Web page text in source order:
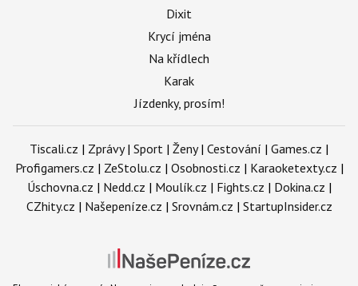
Dixit
Krycí jména
Na křídlech
Karak
Jízdenky, prosím!
Tiscali.cz | Zprávy| Sport | Ženy| Cestování | Games.cz |
Profigamers.cz | ZeStolu.cz | Osobnosti.cz | Karaoketexty.cz |
Úschovna.cz | Nedd.cz | Moulík.cz | Fights.cz | Dokina.cz |
CZhity.cz | Našepeníze.cz | Srovnám.cz | StartupInsider.cz